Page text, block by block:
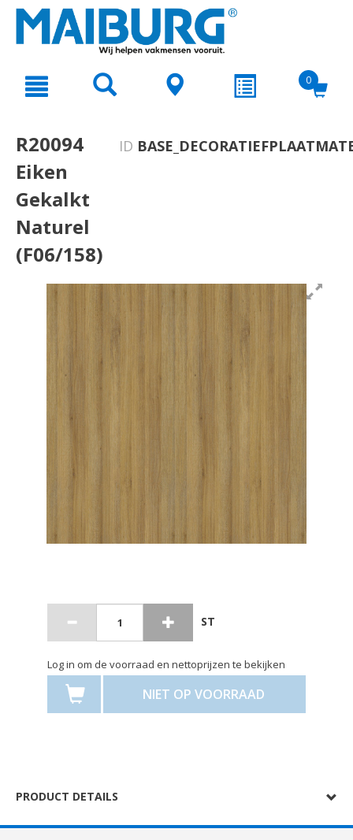
text.skipToNavigation
0
R20094
Eiken
Gekalkt
Naturel
(F06/158)
ID
ST
Log in om de voorraad en nettoprijzen te bekijken
NIET OP VOORRAAD
PRODUCT DETAILS